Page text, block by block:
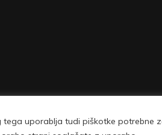
uporablja tudi piškotke potrebne
- vse pravice pridržane |Pogoji uporabe in